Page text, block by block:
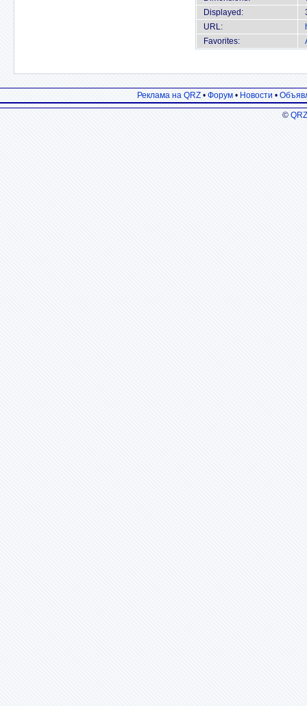
Displayed:
URL:
Favorites:
Реклама на QRZ • Форум • Новости •
©